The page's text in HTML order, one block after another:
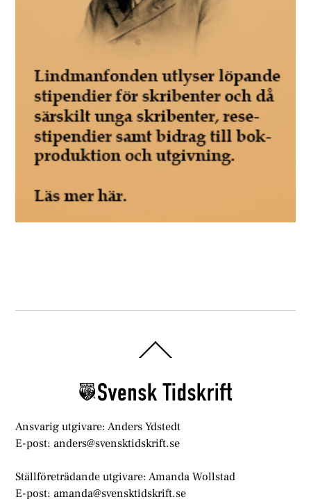
To
Ansvarig utgivare: Anders Ydstedt
E-post: anders@svensktidskrift.se
Ställföreträdande utgivare: Amanda Wollstad
E-post: amanda@svensktidskrift.se